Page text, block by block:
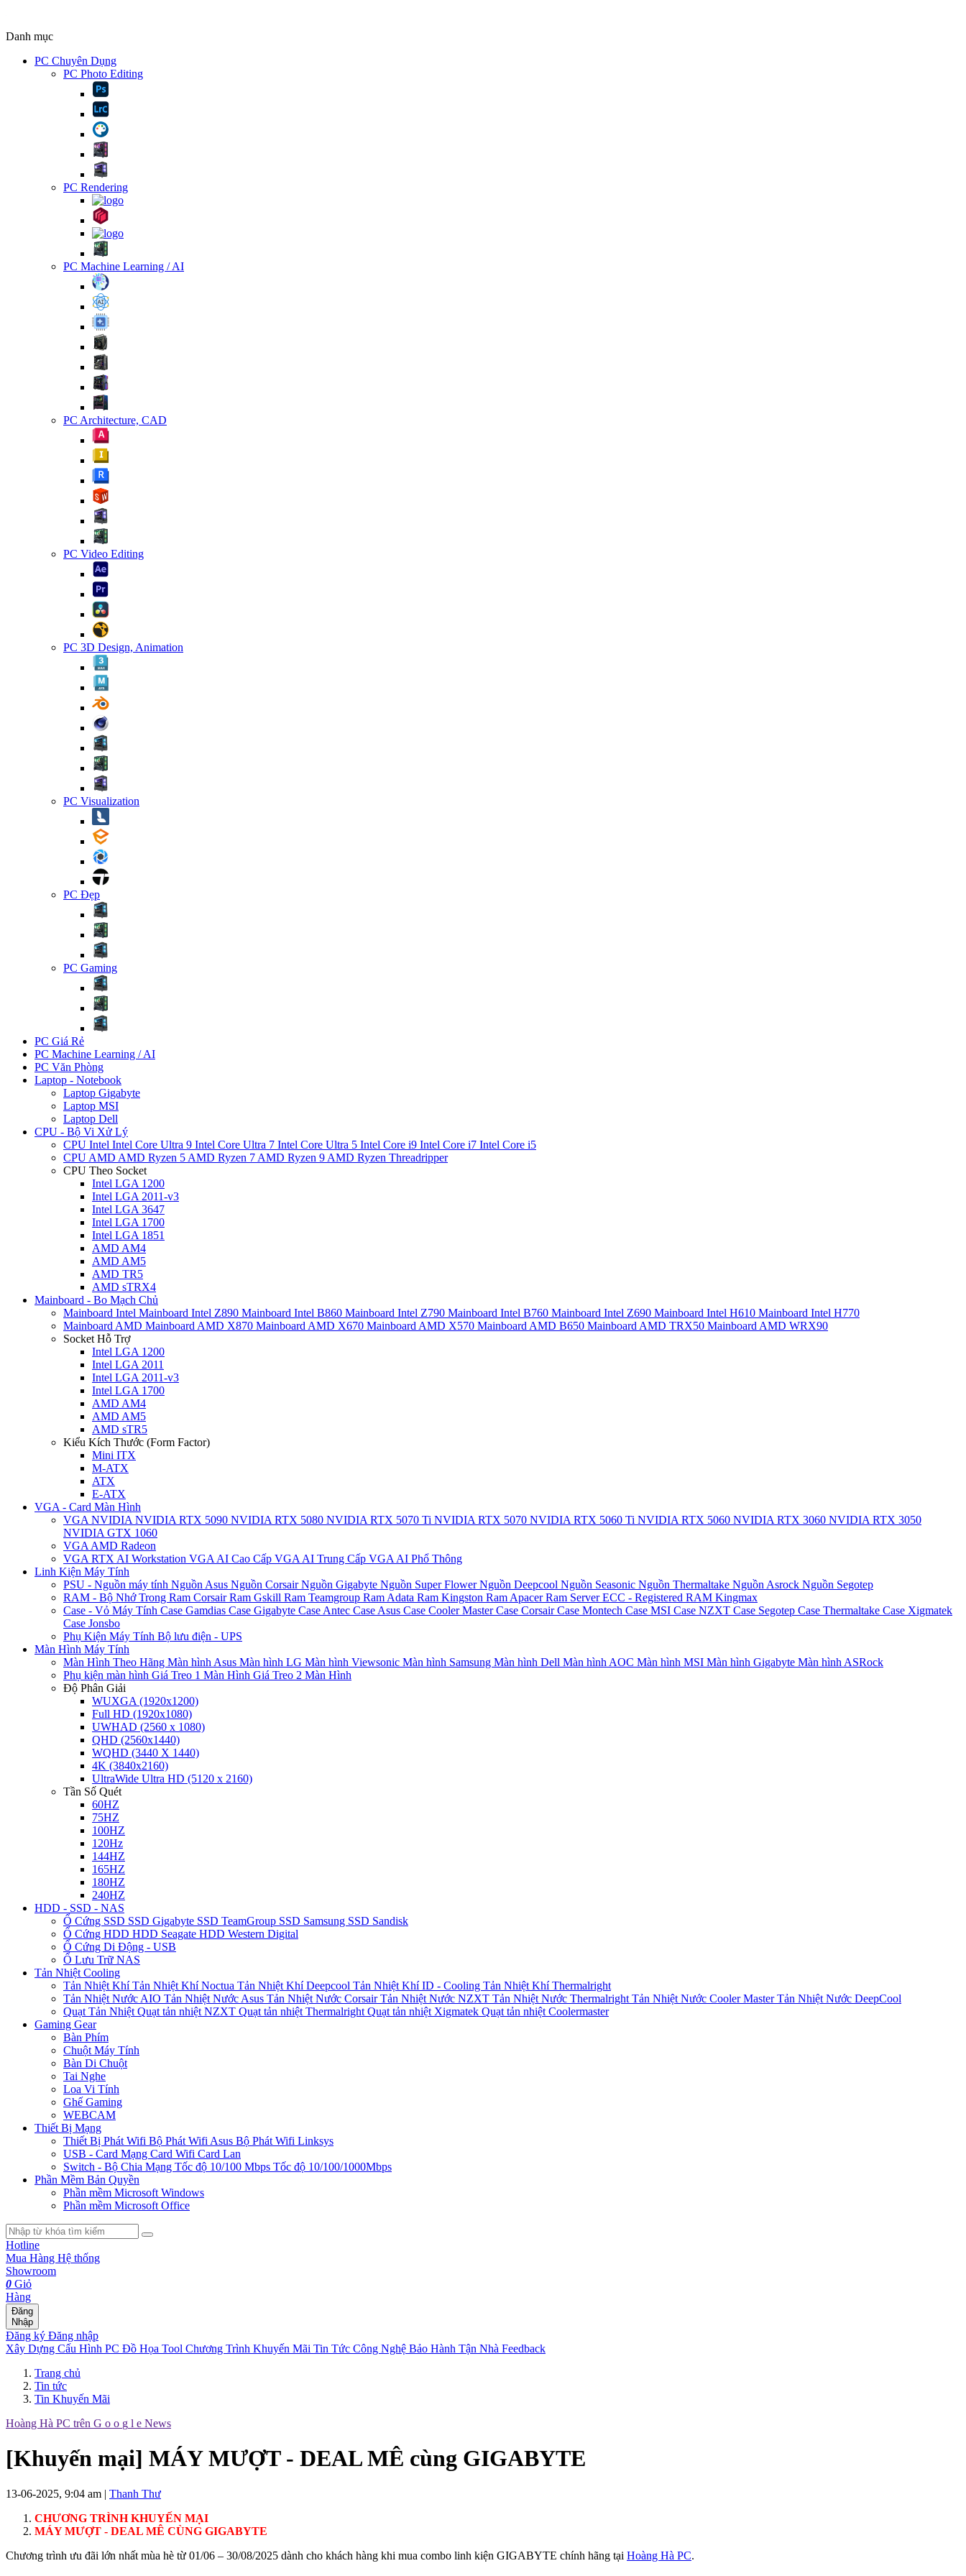
Danh mục
PC Chuyên Dụng
PC Photo Editing
PC Rendering
PC Machine Learning / AI
PC Architecture, CAD
PC Video Editing
PC 3D Design, Animation
PC Visualization
PC Đẹp
PC Gaming
PC Giá Rẻ
PC Machine Learning / AI
PC Văn Phòng
Laptop - Notebook
Laptop Gigabyte
Laptop MSI
Laptop Dell
CPU - Bộ Vi Xử Lý
CPU Intel Intel Core Ultra 9 Intel Core Ultra 7 Intel Core Ultra 5 Intel Core i9 Intel Core i7 Intel Core i5
CPU AMD AMD Ryzen 5 AMD Ryzen 7 AMD Ryzen 9 AMD Ryzen Threadripper
CPU Theo Socket
Intel LGA 1200
Intel LGA 2011-v3
Intel LGA 3647
Intel LGA 1700
Intel LGA 1851
AMD AM4
AMD AM5
AMD TR5
AMD sTRX4
Mainboard - Bo Mạch Chủ
Mainboard Intel Mainboard Intel Z890 Mainboard Intel B860 Mainboard Intel Z790 Mainboard Intel B760 Mainboard Intel Z690 Mainboard Intel H610 Mainboard Intel H770
Mainboard AMD Mainboard AMD X870 Mainboard AMD X670 Mainboard AMD X570 Mainboard AMD B650 Mainboard AMD TRX50 Mainboard AMD WRX90
Socket Hỗ Trợ
Intel LGA 1200
Intel LGA 2011
Intel LGA 2011-v3
Intel LGA 1700
AMD AM4
AMD AM5
AMD sTR5
Kiểu Kích Thước (Form Factor)
Mini ITX
M-ATX
ATX
E-ATX
VGA - Card Màn Hình
VGA NVIDIA NVIDIA RTX 5090 NVIDIA RTX 5080 NVIDIA RTX 5070 Ti NVIDIA RTX 5070 NVIDIA RTX 5060 Ti NVIDIA RTX 5060 NVIDIA RTX 3060 NVIDIA RTX 3050
NVIDIA GTX 1060
VGA AMD Radeon
VGA RTX AI Workstation VGA AI Cao Cấp VGA AI Trung Cấp VGA AI Phổ Thông
Linh Kiện Máy Tính
PSU - Nguồn máy tính Nguồn Asus Nguồn CorsairNguồn Gigabyte Nguồn Super FlowerNguồn Deepcool Nguồn Seasonic Nguồn Thermaltake Nguồn Asrock Nguồn Segotep
RAM - Bộ Nhớ Trong Ram CorsairRam Gskill Ram Teamgroup Ram Adata Ram Kingston Ram ApacerRam Server ECC - Registered RAM Kingmax
Case - Vỏ Máy Tính Case Gamdias Case Gigabyte Case Antec Case Asus Case Cooler MasterCase CorsairCase Montech Case MSI Case NZXT Case Segotep Case Thermaltake Case Xigmatek
Case Jonsbo
Phụ Kiện Máy Tính Bộ lưu điện - UPS
Màn Hình Máy Tính
Màn Hình Theo Hãng Màn hình Asus Màn hình LG Màn hình Viewsonic Màn hình Samsung Màn hình Dell Màn hình AOC Màn hình MSI Màn hình Gigabyte Màn hình ASRock
Phụ kiện màn hình Giá Treo 1 Màn Hình Giá Treo 2 Màn Hình
Độ Phân Giải
WUXGA (1920x1200)
Full HD (1920x1080)
UWHAD (2560 x 1080)
QHD (2560x1440)
WQHD (3440 X 1440)
4K (3840x2160)
UltraWide Ultra HD (5120 x 2160)
Tần Số Quét
60HZ
75HZ
100HZ
120Hz
144HZ
165HZ
180HZ
240HZ
HDD - SSD - NAS
Ổ Cứng SSD SSD Gigabyte SSD TeamGroup SSD Samsung SSD Sandisk
Ổ Cứng HDD HDD Seagate HDD Western Digital
Ổ Cứng Di Động - USB
Ổ Lưu Trữ NAS
Tản Nhiệt Cooling
Tản Nhiệt KhíTản Nhiệt Khí Noctua Tản Nhiệt Khí Deepcool Tản Nhiệt Khí ID - Cooling Tản Nhiệt Khí Thermalright
Tản Nhiệt Nước AIO Tản Nhiệt Nước Asus Tản Nhiệt Nước CorsairTản Nhiệt Nước NZXT Tản Nhiệt Nước Thermalright Tản Nhiệt Nước Cooler MasterTản Nhiệt Nước DeepCool
Quạt Tản Nhiệt Quạt tản nhiệt NZXT Quạt tản nhiệt Thermalright Quạt tản nhiệt Xigmatek Quạt tản nhiệt Coolermaster
Gaming Gear
Bàn Phím
Chuột Máy Tính
Bàn Di Chuột
Tai Nghe
Loa Vi Tính
Ghế Gaming
WEBCAM
Thiết Bị Mạng
Thiết Bị Phát Wifi Bộ Phát Wifi Asus Bộ Phát Wifi Linksys
USB - Card Mạng Card Wifi Card Lan
Switch - Bộ Chia Mạng Tốc độ 10/100 Mbps Tốc độ 10/100/1000Mbps
Phần Mềm Bản Quyền
Phần mềm Microsoft Windows
Phần mềm Microsoft Office
Hotline
Mua Hàng Hệ thống
Showroom
0 Giỏ
Hàng
Đăng
Nhập
Đăng ký Đăng nhập
Xây Dựng Cấu Hình PC Đồ Họa Tool Chương Trình Khuyến Mãi Tin Tức Công Nghệ Bảo Hành Tận Nhà Feedback
Trang chủ
Tin tức
Tin Khuyến Mãi
Hoàng Hà PC trên G o o g l e News
[Khuyến mại] MÁY MƯỢT - DEAL MÊ cùng GIGABYTE
13-06-2025, 9:04 am | Thanh Thư
CHƯƠNG TRÌNH KHUYẾN MẠI
MÁY MƯỢT - DEAL MÊ CÙNG GIGABYTE
Chương trình ưu đãi lớn nhất mùa hè từ 01/06 – 30/08/2025 dành cho khách hàng khi mua combo linh kiện GIGABYTE chính hãng tại Hoàng Hà PC.